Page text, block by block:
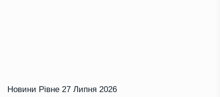
Новини Рівне 27 Липня 2026